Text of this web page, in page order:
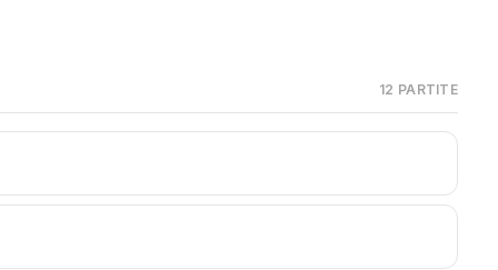
12 PARTITE